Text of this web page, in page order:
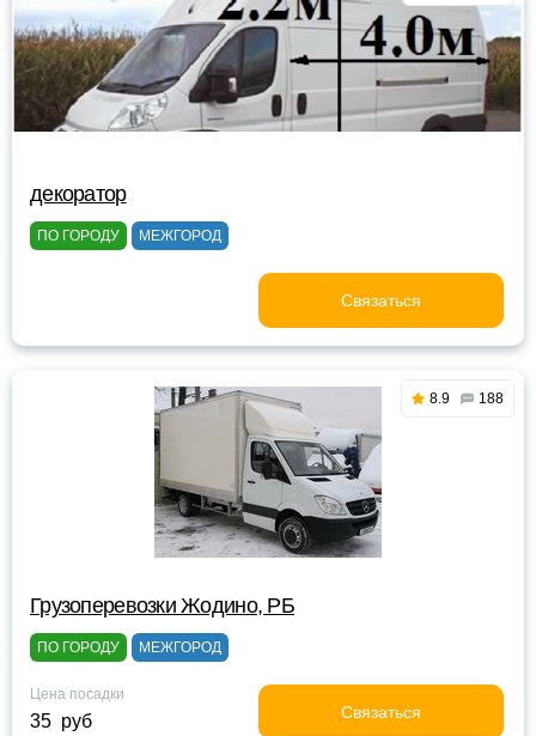
декоратор
ПО ГОРОДУ МЕЖГОРОД
Связаться
8.9 188
Грузоперевозки Жодино, РБ
ПО ГОРОДУ МЕЖГОРОД
Цена посадки
35 руб Связаться